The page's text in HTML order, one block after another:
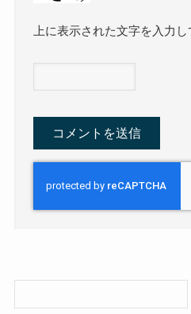
上に表示された文字を入力し